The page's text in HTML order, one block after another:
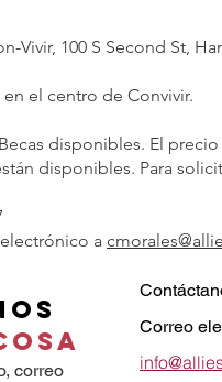
Vivir, 100 S Second St,
el centro de Convivir.
disponibles. El
disponibles. Para
a
correo
Correo